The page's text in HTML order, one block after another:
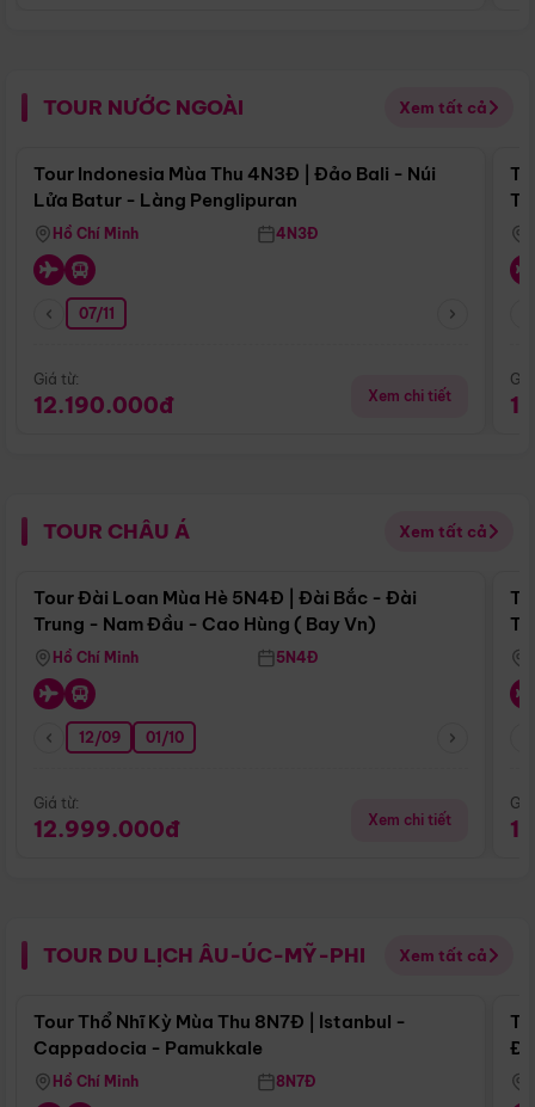
TOUR NƯỚC NGOÀI Xem tất cả
Điểm nổi bật
Tour Indonesia Mùa Thu 4N3Đ | Đảo Bali - Núi
Lửa Batur - Làng Penglipuran
Hồ Chí Minh 4N3Đ
07/11
Giá từ:
12.190.000đ Xem chi tiết
TOUR CHÂU Á Xem tất cả
Điểm nổi bật
Tour Đài Loan Mùa Hè 5N4Đ | Đài Bắc - Đài
Trung - Nam Đầu - Cao Hùng ( Bay Vn)
Hồ Chí Minh 5N4Đ
12/09 01/10
Giá từ:
12.999.000đ Xem chi tiết
TOUR DU LỊCH ÂU-ÚC-MỸ-PHI Xem tất cả
Điểm nổi bật
Tour Thổ Nhĩ Kỳ Mùa Thu 8N7Đ | Istanbul -
Cappadocia - Pamukkale
Hồ Chí Minh 8N7Đ